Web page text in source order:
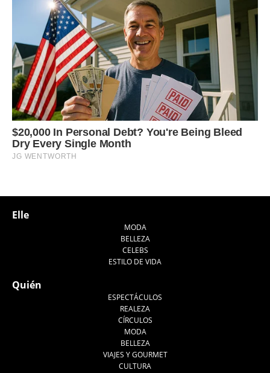
Elle
MODA
BELLEZA
CELEBS
ESTILO DE VIDA
Quién
ESPECTÁCULOS
REALEZA
CÍRCULOS
MODA
BELLEZA
VIAJES Y GOURMET
CULTURA